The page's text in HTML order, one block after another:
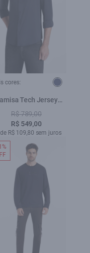
cores:
Tech Jersey
Slim Xangai Ml
Dark Navy
R$ 789,00
R$ 549,00
R$ 109,80 sem juros